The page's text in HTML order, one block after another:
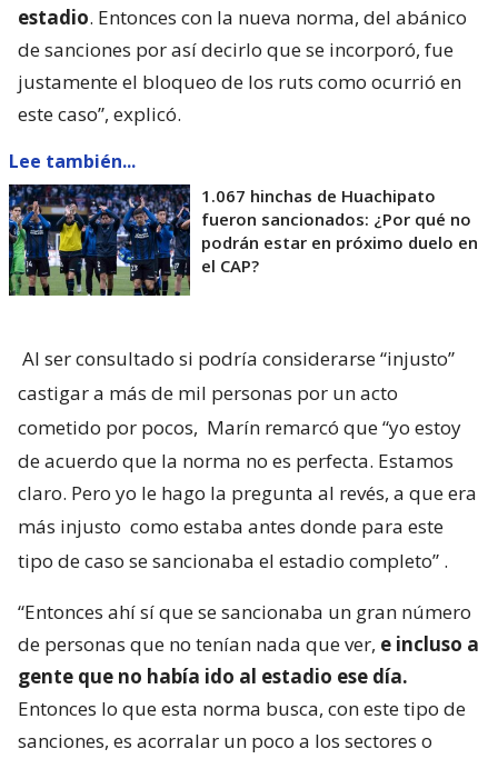
estadio. Entonces con la nueva norma, del abánico
de sanciones por así decirlo que se incorporó, fue
justamente el bloqueo de los ruts como ocurrió en
este caso”, explicó.
Lee también...
1.067 hinchas de Huachipato
fueron sancionados: ¿Por qué no
podrán estar en próximo duelo en
el CAP?
Al ser consultado si podría considerarse “injusto”
castigar a más de mil personas por un acto
cometido por pocos, Marín remarcó que “yo estoy
de acuerdo que la norma no es perfecta. Estamos
claro. Pero yo le hago la pregunta al revés, a que era
más injusto como estaba antes donde para este
tipo de caso se sancionaba el estadio completo” .
“Entonces ahí sí que se sancionaba un gran número
de personas que no tenían nada que ver, e incluso a
gente que no había ido al estadio ese día.
Entonces lo que esta norma busca, con este tipo de
sanciones, es acorralar un poco a los sectores o